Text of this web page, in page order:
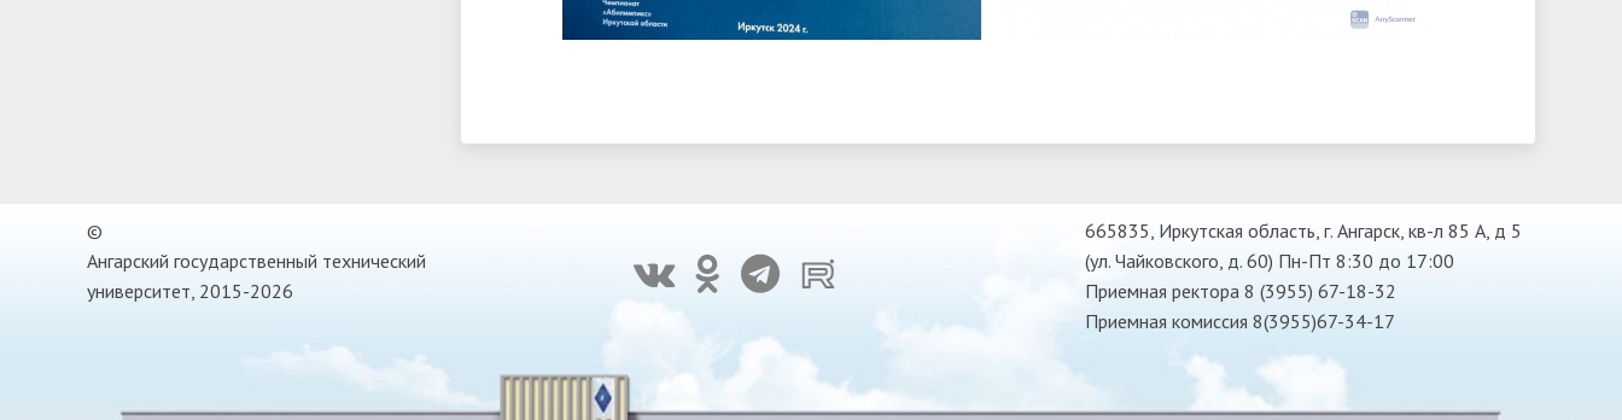
©
Ангарский государственный технический
университет, 2015-2026
665835, Иркутская область, г. Ангарск, кв-л 85 А, д 5
(ул. Чайковского, д. 60) Пн-Пт 8:30 до 17:00
Приемная ректора 8 (3955) 67-18-32
Приемная комиссия 8(3955)67-34-17